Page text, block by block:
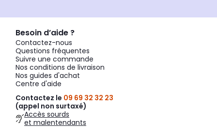
Besoin d’aide ?
Contactez-nous
Questions fréquentes
Suivre une commande
Nos conditions de livraison
Nos guides d'achat
Centre d'aide
Contactez le 09 69 32 32 23
(appel non surtaxé)
Accès sourds
et malentendants